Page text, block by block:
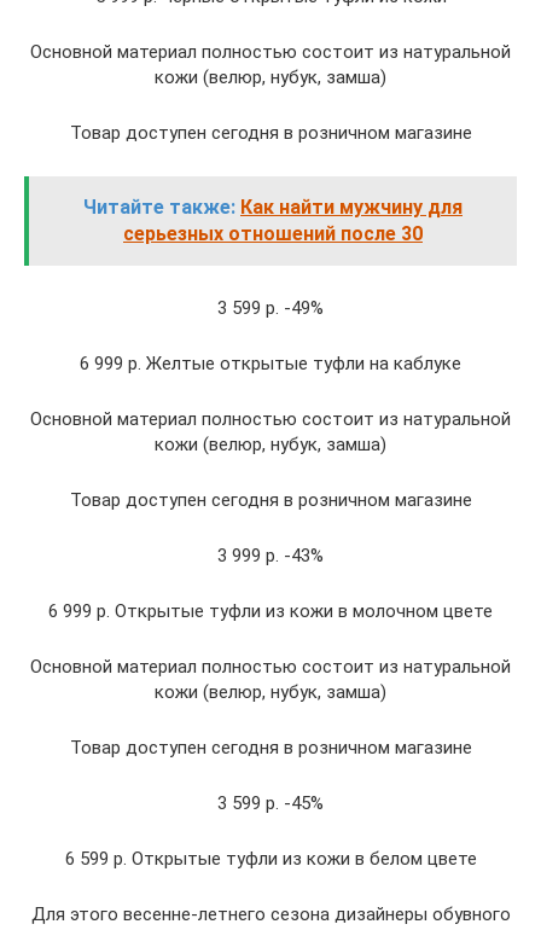
Основной материал полностью состоит из натуральной
кожи (велюр, нубук, замша)
Товар доступен сегодня в розничном магазине
Читайте также: Как найти мужчину для
серьезных отношений после 30
3 599 р. -49%
6 999 р. Желтые открытые туфли на каблуке
Основной материал полностью состоит из натуральной
кожи (велюр, нубук, замша)
Товар доступен сегодня в розничном магазине
3 999 р. -43%
6 999 р. Открытые туфли из кожи в молочном цвете
Основной материал полностью состоит из натуральной
кожи (велюр, нубук, замша)
Товар доступен сегодня в розничном магазине
3 599 р. -45%
6 599 р. Открытые туфли из кожи в белом цвете
Для этого весенне-летнего сезона дизайнеры обувного